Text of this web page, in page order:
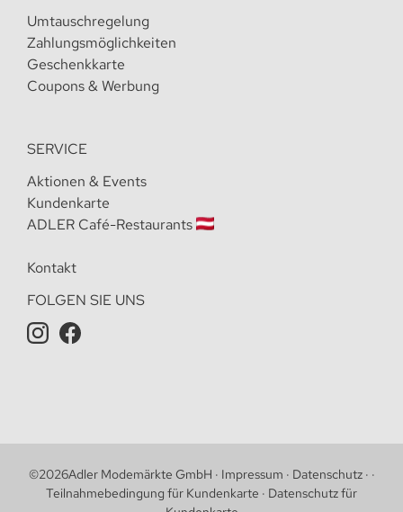
Umtauschregelung
Zahlungsmöglichkeiten
Geschenkkarte
Coupons & Werbung
SERVICE
Aktionen & Events
Kundenkarte
ADLER Café-Restaurants
Kontakt
FOLGEN SIE UNS
©2026Adler Modemärkte GmbH · Impressum · Datenschutz· ·
Teilnahmebedingung für Kundenkarte · Datenschutz für